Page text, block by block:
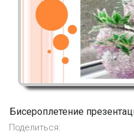
Бисероплетение
Поделиться: